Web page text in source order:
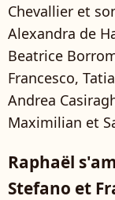
Chevallier et
Alexandra de
Beatrice
Francesco,
Andrea
Maximilian et
Raphaël
Stefano et